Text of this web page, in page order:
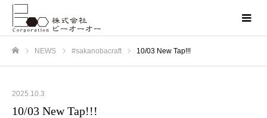
NEWS #sakanobacraft 10/03 New Tap!!!
2025.10.3
10/03 New Tap!!!